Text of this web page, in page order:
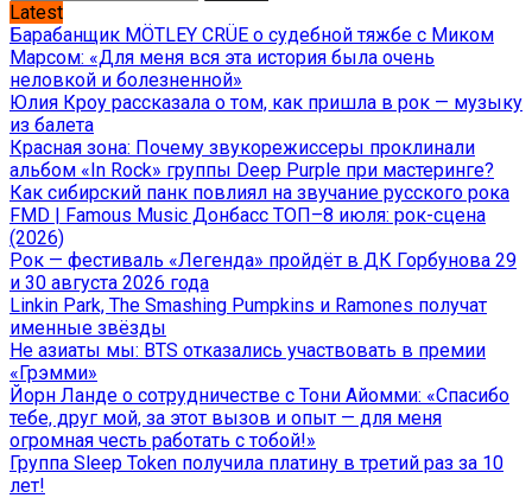
Latest
Барабанщик MÖTLEY CRÜE о судебной тяжбе с Миком
Марсом: «Для меня вся эта история была очень
неловкой и болезненной»
Юлия Кроу рассказала о том, как пришла в рок — музыку
из балета
Красная зона: Почему звукорежиссеры проклинали
альбом «In Rock» группы Deep Purple при мастеринге?
Как сибирский панк повлиял на звучание русского рока
FMD | Famous Music Донбасс ТОП–8 июля: рок-сцена
(2026)
Рок — фестиваль «Легенда» пройдёт в ДК Горбунова 29
и 30 августа 2026 года
Linkin Park, The Smashing Pumpkins и Ramones получат
именные звёзды
Не азиаты мы: BTS отказались участвовать в премии
«Грэмми»
Йорн Ланде о сотрудничестве с Тони Айомми: «Спасибо
тебе, друг мой, за этот вызов и опыт — для меня
огромная честь работать с тобой!»
Группа Sleep Token получила платину в третий раз за 10
лет!